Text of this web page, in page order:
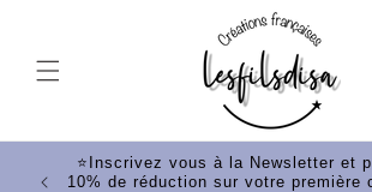
contenu
⭐Inscrivez vous à la Newsletter et
10% de réduction sur votre première